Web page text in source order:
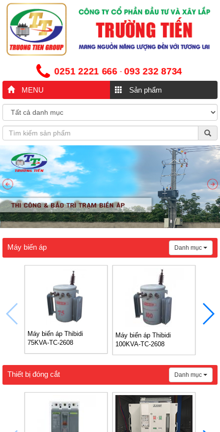
0251 2221 666 - 093 232 8734
MENU Sản phẩm
Máy biến áp Danh mục
Máy biến áp Thibidi
75KVA-TC-2608
Máy biến áp Thibidi
100KVA-TC-2608
Thiết bị đóng cắt Danh mục